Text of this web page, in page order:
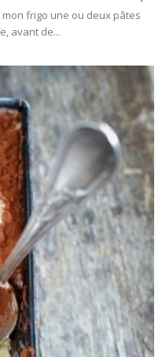
frigo une ou deux pâtes
avant de...